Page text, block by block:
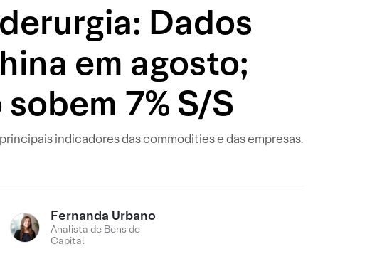
Dados
em agosto;
7% S/S
indicadores das commodities e das empresas.
Fernanda Urbano
Analista de Bens de
Capital